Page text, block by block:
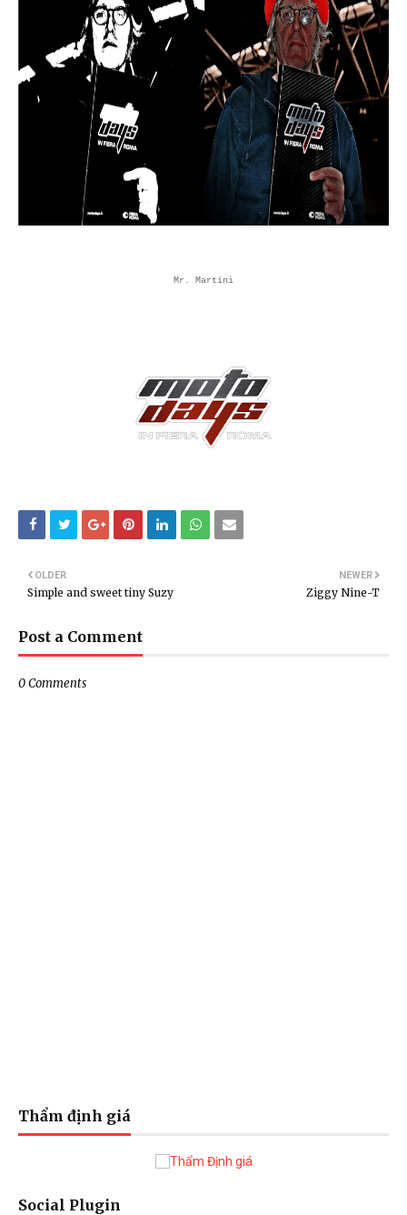
Mr. Martini
NEWER
Ziggy Nine-T
OLDER
Simple and sweet tiny Suzy
Post a Comment
0 Comments
Thẩm định giá
Social Plugin